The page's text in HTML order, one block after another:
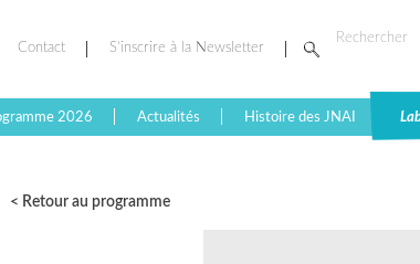
Contact S’inscrire à la Newsletter
2026 Actualités Histoire des JNAI
< Retour au programme